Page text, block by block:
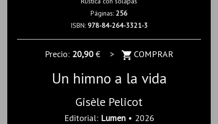
Páginas: 256
ISBN: 978-84-264-3321-3
Precio: 20,90€ > COMPRAR
Un himno a la vida
Gisèle Pelicot
Editorial: Lumen• 2026